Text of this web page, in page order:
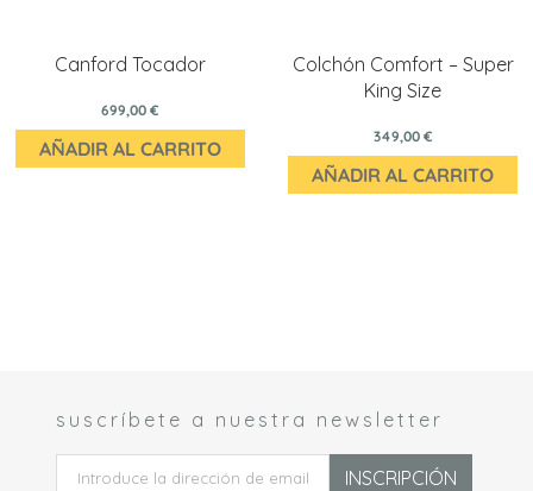
Canford Tocador
699,00 €
AÑADIR AL CARRITO
Colchón Comfort – Super
King Size
349,00 €
AÑADIR AL CARRITO
suscríbete a nuestra newsletter
INSCRIPCIÓN